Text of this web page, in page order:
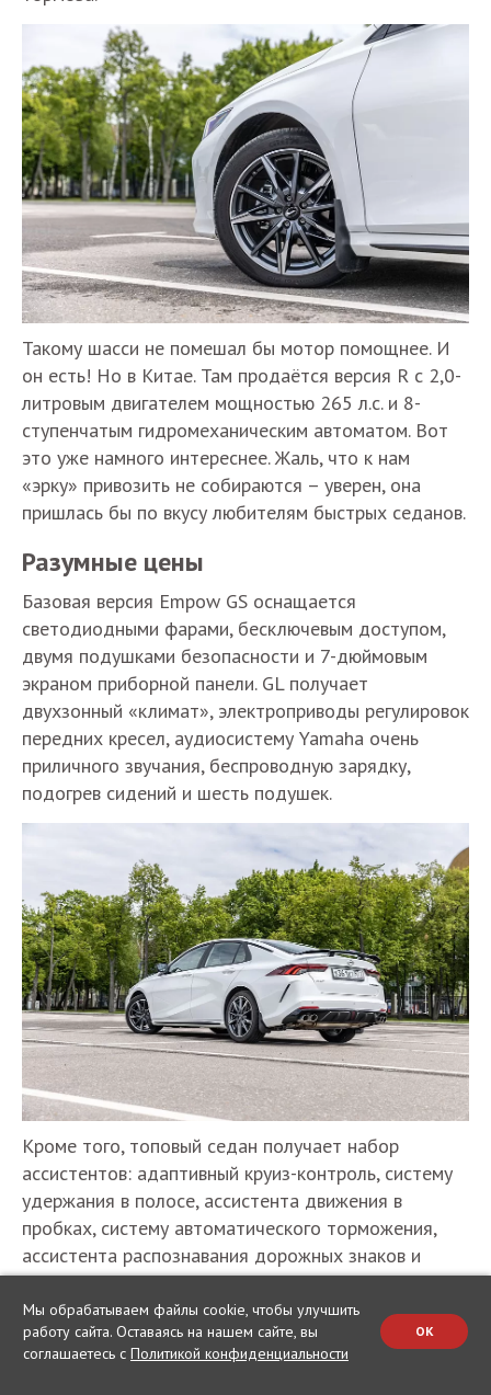
Такому шасси не помешал бы мотор помощнее. И
он есть! Но в Китае. Там продаётся версия R с 2,0-
литровым двигателем мощностью 265 л.с. и 8-
ступенчатым гидромеханическим автоматом. Вот
это уже намного интереснее. Жаль, что к нам
«эрку» привозить не собираются – уверен, она
пришлась бы по вкусу любителям быстрых седанов.
Разумные цены
Базовая версия Empow GS оснащается
светодиодными фарами, бесключевым доступом,
двумя подушками безопасности и 7-дюймовым
экраном приборной панели. GL получает
двухзонный «климат», электроприводы регулировок
передних кресел, аудиосистему Yamaha очень
приличного звучания, беспроводную зарядку,
подогрев сидений и шесть подушек.
Кроме того, топовый седан получает набор
ассистентов: адаптивный круиз-контроль, систему
удержания в полосе, ассистента движения в
пробках, систему автоматического торможения,
ассистента распознавания дорожных знаков и
систему мониторинга слепых зон. GS обойдётся в 2
999 000 рублей, но… ровно столько же стоит
гораздо более упакованная версия GL.
Мы обрабатываем файлы cookie, чтобы улучшить
работу сайта. Оставаясь на нашем сайте, вы
соглашаетесь с Политикой конфиденциальности
OK